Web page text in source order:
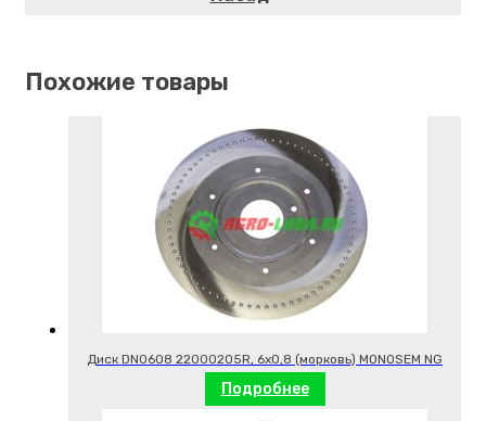
Похожие товары
Диск DN0608 22000205R, 6х0,8 (морковь) MONOSEM NG
Подробнее